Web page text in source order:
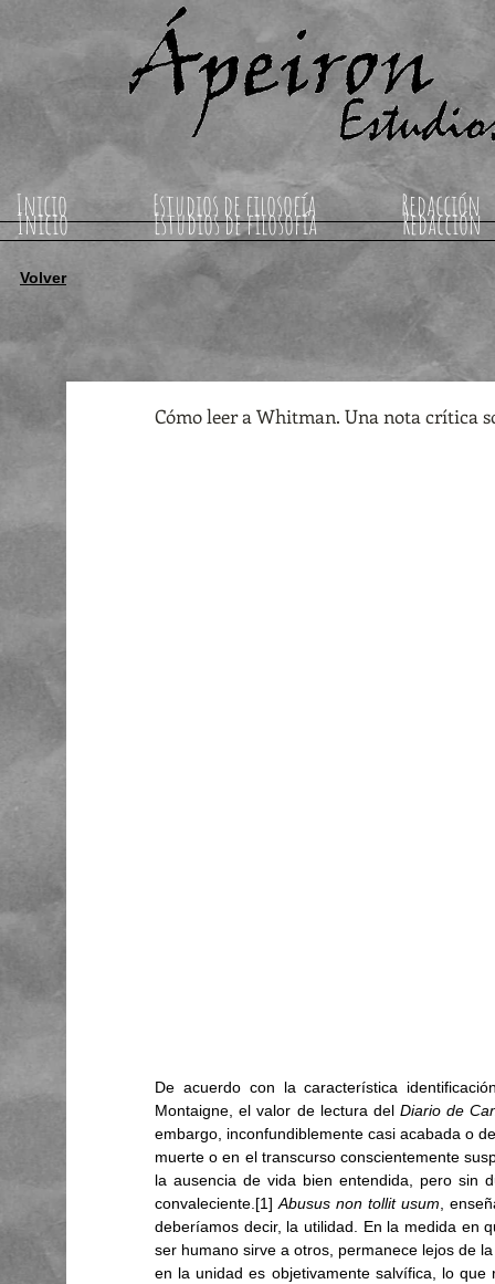
Inicio Estudios de filosofía Redacción
Inicio Estudios de filosofía Redacción
Volver
Cómo leer a Whitman. Una nota crítica
De acuerdo con la característica
Montaigne, el valor de lectura del Diario de
embargo, inconfundiblemente casi acabada o
muerte o en el transcurso conscientemente
la ausencia de vida bien entendida, pero sin
convaleciente.[1] Abusus non tollit usum,
deberíamos decir, la utilidad. En la medida en
ser humano sirve a otros, permanece lejos de
en la unidad es objetivamente salvífica, lo